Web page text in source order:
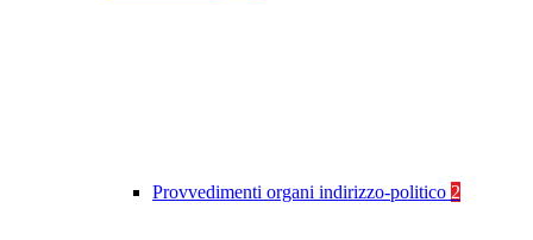
Provvedimenti organi indirizzo-politico 2